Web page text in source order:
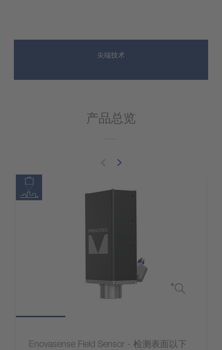
尖端技术
产品总览
Enovasense Field Sensor - 检测表面以下